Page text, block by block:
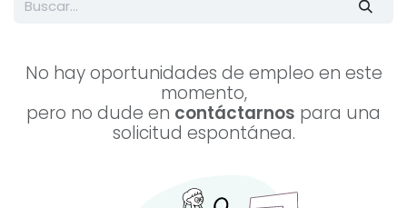
No hay oportunidades de empleo en este
momento,
pero no dude en contáctarnos para una
solicitud espontánea.